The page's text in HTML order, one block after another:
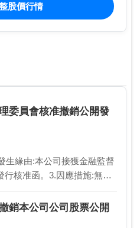
股價行情
委員會核准撤銷公開發
生緣由:本公司接獲金融監督
核准函。3.因應措施:無。
銷本公司公司股票公開